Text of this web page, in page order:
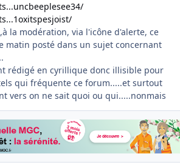
la modération, via l'icône d'alerte, ce
matin posté dans un sujet concernant
rédigé en cyrillique donc illisible pour
qui fréquente ce forum.....et surtout
vers on ne sait quoi ou qui.....nonmais